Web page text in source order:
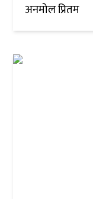
अनमोल प्रितम